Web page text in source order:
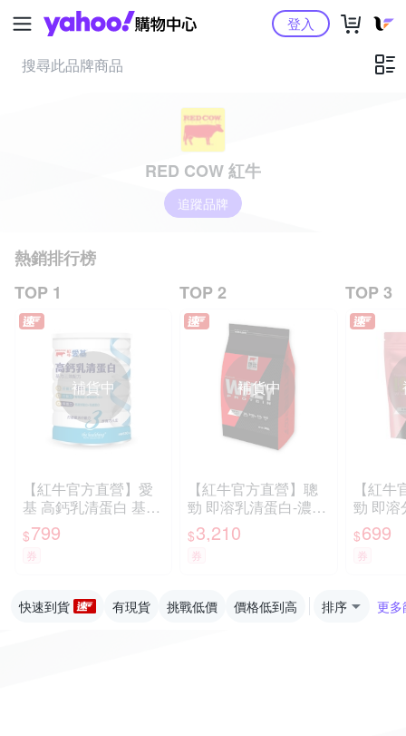
Yahoo購物中心登入
RED COW 紅牛
追蹤品牌
熱銷排行榜
TOP 1
補貨中
【紅牛官方直營】愛
基 高鈣乳清蛋白 基力
三效配方(原味無加糖)
630g
$799
券
TOP 2
補貨中
【紅牛官方直營】聰
勁 即溶乳清蛋白-濃情
巧克力風味(3公斤)
$3,210
券
TOP 3
【紅
勁 即溶
500g
$699
券
快速到貨 有現貨 挑戰低價 價格低到高 排序 更多